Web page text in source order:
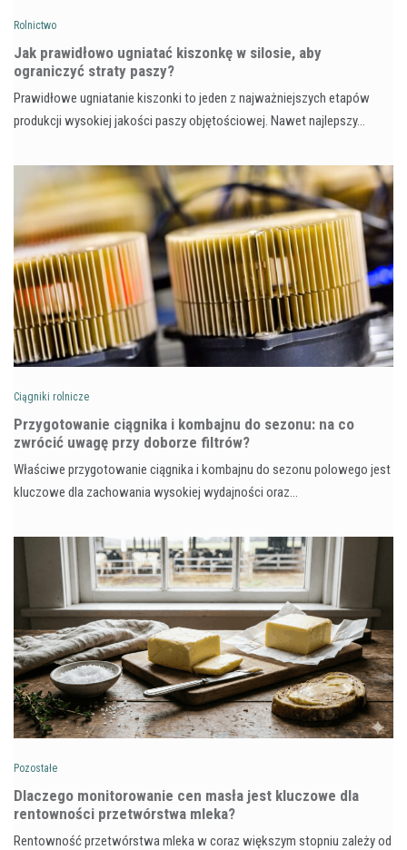
Rolnictwo
Jak prawidłowo ugniatać kiszonkę w silosie, aby
ograniczyć straty paszy?
Prawidłowe ugniatanie kiszonki to jeden z najważniejszych etapów
produkcji wysokiej jakości paszy objętościowej. Nawet najlepszy…
Ciągniki rolnicze
Przygotowanie ciągnika i kombajnu do sezonu: na co
zwrócić uwagę przy doborze filtrów?
Właściwe przygotowanie ciągnika i kombajnu do sezonu polowego jest
kluczowe dla zachowania wysokiej wydajności oraz…
Pozostałe
Dlaczego monitorowanie cen masła jest kluczowe dla
rentowności przetwórstwa mleka?
Rentowność przetwórstwa mleka w coraz większym stopniu zależy od